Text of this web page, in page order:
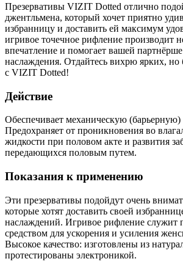
Презервативы VIZIT Dotted отлично
джентльмена, который хочет приятно
избранницу и доставить ей максимум
игривое точечное рифление производит
впечатление и помогает вашей
наслаждения. Отдайтесь вихрю ярких, но
с VIZIT Dotted!
Действие
Обеспечивает механическую
Предохраняет от проникновения во
жидкости при половом акте и развития
передающихся половым путем.
Показания к применению
Эти презервативы подойдут очень
которые хотят доставить своей
наслаждений. Игривое рифление служит
средством для ускорения и усиления
Высокое качество: изготовлены из
протестированы электроникой.